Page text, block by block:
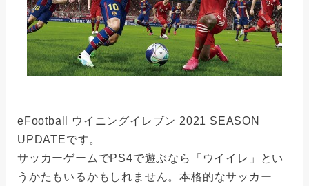
eFootball ウイニングイレブン 2021 SEASON
UPDATEです。
サッカーゲームでPS4で遊ぶなら「ウイイレ」とい
うかたもいるかもしれません。本格的なサッカー